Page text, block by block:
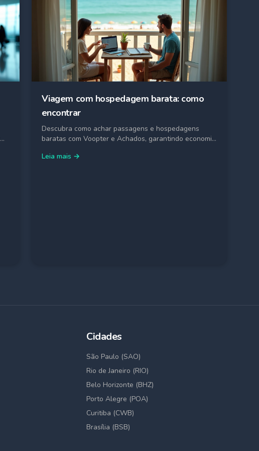
Viagem com hospedagem barata: como
encontrar
Descubra como achar passagens e hospedagens
baratas com Voopter e Achados, garantindo economia
Leia mais →
Cidades
São Paulo (SAO)
Rio de Janeiro (RIO)
Belo Horizonte (BHZ)
Porto Alegre (POA)
Curitiba (CWB)
Brasília (BSB)